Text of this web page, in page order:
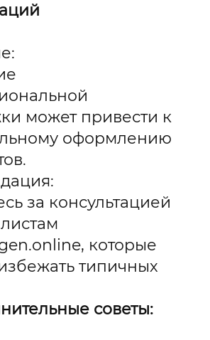
может привести к
оформлению
за консультацией
которые
типичных
советы: